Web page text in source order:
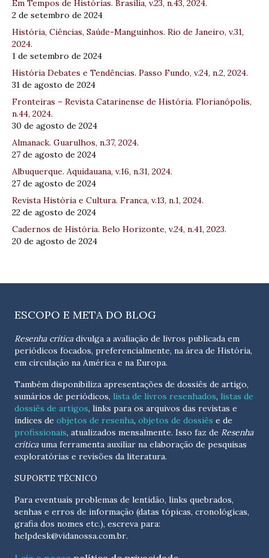
Em Tempos de Histórias. Brasília, v.23, n.43, 2024.
2 de setembro de 2024
História, Ciências, Saúde-Manguinhos. Rio de Janeiro, v.31,
2024.
1 de setembro de 2024
História Debates e Tendências. Passo Fundo, v.24, n.2, 2024.
31 de agosto de 2024
Fronteiras – Revista Catarinense de História. Florianópolis,
n.44, 2024.
30 de agosto de 2024
Almanack. Guarulhos, n.37, 2024.
27 de agosto de 2024
Albuquerque. Aquidauana, v.16, n.31, 2024.
27 de agosto de 2024
Revista História e Cultura. Franca, v.13, n.1, 2024.
22 de agosto de 2024
Cadernos de História. Belo Horizonte, v.24, n.41, 2023.
20 de agosto de 2024
ESCOPO E META DO BLOG
Resenha críticadivulga a avaliação de livros publicada em
periódicos focados, preferencialmente, na área de História,
em circulação na América e na Europa.
Também disponibiliza apresentações de dossiês de artigo,
sumários de periódicos, lista de livros resenhados, listas de
dossiês de artigos, links para os arquivos das revistas e
índices de objetos de resenha, objetos de dossiês e de
profissionais, atualizados mensalmente. Isso faz de Resenha
críticauma ferramenta auxiliar na elaboração de pesquisas
exploratórias e revisões da literatura.
SUPORTE TÉCNICO
Para eventuais problemas de lentidão, links quebrados,
senhas e erros de informação (datas tópicas, cronológicas,
helpdesk@vidanossa.com.br.